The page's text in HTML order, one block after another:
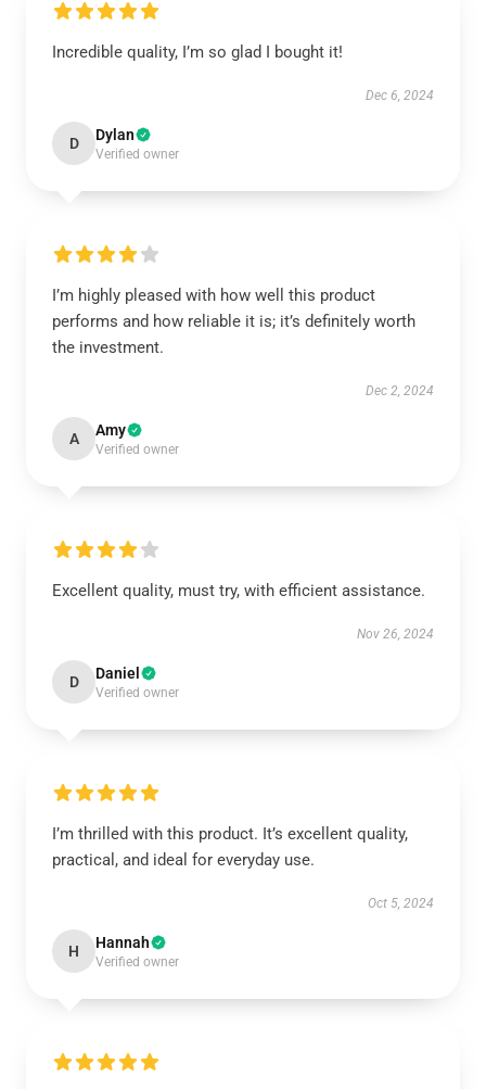
Incredible quality, I’m so glad I bought it!
Dec 6, 2024
D Dylan
Verified owner
I’m highly pleased with how well this product
performs and how reliable it is; it’s definitely worth
the investment.
Dec 2, 2024
A Amy
Verified owner
Excellent quality, must try, with efficient assistance.
Nov 26, 2024
D Daniel
Verified owner
I’m thrilled with this product. It’s excellent quality,
practical, and ideal for everyday use.
Oct 5, 2024
H Hannah
Verified owner